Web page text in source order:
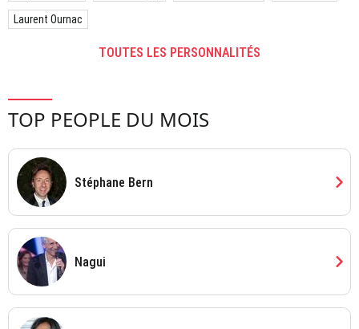
Laurent Ournac
TOUTES LES PERSONNALITÉS
TOP PEOPLE DU MOIS
Stéphane Bern chevron_right
Nagui chevron_right